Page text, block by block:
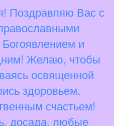
Поздравляю Вас с
и
Желаю, чтобы
освященной
здоровьем,
счастьем!
досада, любые